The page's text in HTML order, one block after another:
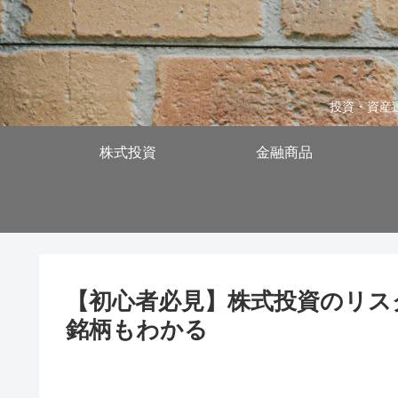
投資・資産
株式投資 金融商品
【初心者必見】株式投資のリ
銘柄もわかる